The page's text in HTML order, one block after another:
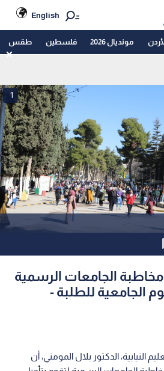
English
مونديال 2026 فلسطين طقس
1
مخاطبة الجامعات الرسمية
الجامعية للطلبة -
النيابية، الدكتور بلال المومني، أن